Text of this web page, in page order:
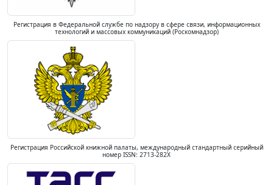
Регистрация в Федеральной службе по надзору в сфере связи, информационных
технологий и массовых коммуникаций (Роскомнадзор)
Регистрация Российской книжной палаты, международный стандартный серийный
номер ISSN: 2713-282X